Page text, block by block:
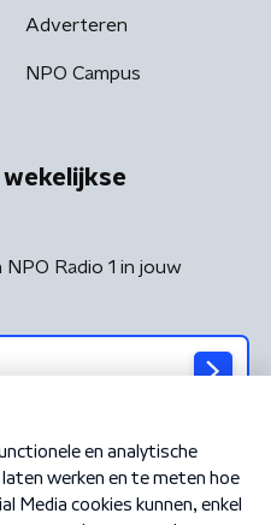
Adverteren
NPO Campus
Radio 1 in jouw